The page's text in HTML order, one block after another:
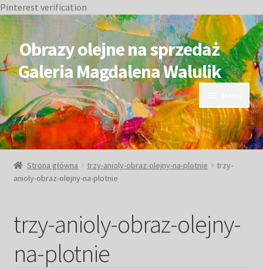
Pinterest verification
do
nawigacji
do
treści
Obrazy olejne na sprzedaż
Galeria Magdalena Walulik
OBRAZY DOSTĘPNE
Duże obrazy
Postacie
Strona główna trzy-anioly-obraz-olejny-na-plotnie
trzy-
anioly-obraz-olejny-na-plotnie
trzy-anioly-obraz-olejny-
na-plotnie